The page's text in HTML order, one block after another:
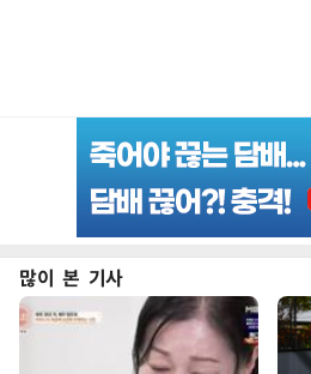
많이 본 기사